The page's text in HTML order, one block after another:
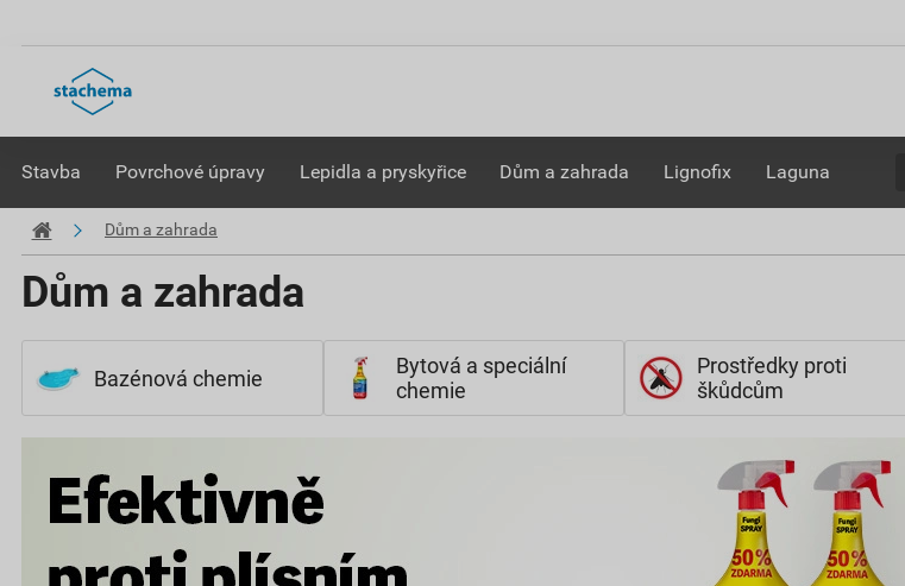
Stavba Povrchové úpravy Lepidla a pryskyřice Dům a zahrada Lignofix Laguna
Dům a zahrada
Dům a zahrada
Bazénová chemie
Bytová a speciální
chemie
Prostředky proti
škůdcům